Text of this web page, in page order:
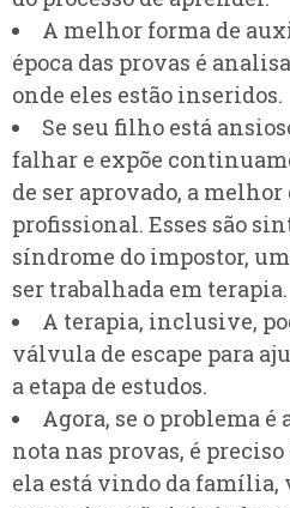
A melhor forma de
época das provas é
onde eles estão inseridos.
Se seu filho está
falhar e expõe
de ser aprovado, a
profissional. Esses são
síndrome do impostor,
ser trabalhada em terapia.
A terapia, inclusive,
válvula de escape para
a etapa de estudos.
Agora, se o problema é
nota nas provas, é
ela está vindo da família,